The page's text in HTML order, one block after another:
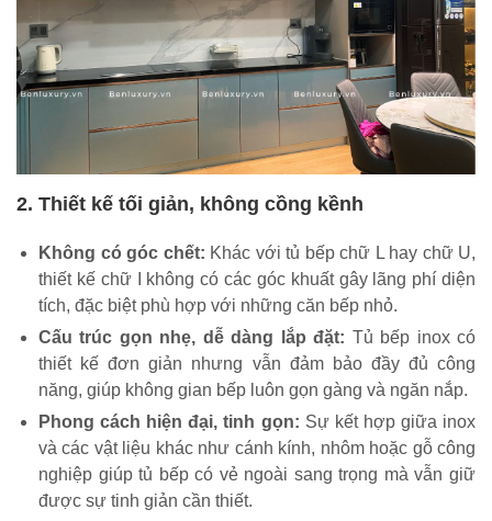
2. Thiết kế tối giản, không cồng kềnh
Không có góc chết: Khác với tủ bếp chữ L hay chữ U,
thiết kế chữ I không có các góc khuất gây lãng phí diện
tích, đặc biệt phù hợp với những căn bếp nhỏ.
Cấu trúc gọn nhẹ, dễ dàng lắp đặt: Tủ bếp inox có
thiết kế đơn giản nhưng vẫn đảm bảo đầy đủ công
năng, giúp không gian bếp luôn gọn gàng và ngăn nắp.
Phong cách hiện đại, tinh gọn: Sự kết hợp giữa inox
và các vật liệu khác như cánh kính, nhôm hoặc gỗ công
nghiệp giúp tủ bếp có vẻ ngoài sang trọng mà vẫn giữ
được sự tinh giản cần thiết.